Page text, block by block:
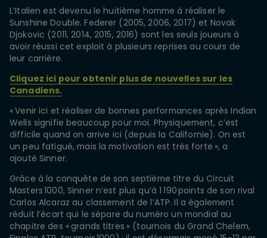
L’Italien est devenu le huitième homme à réaliser le
Sunshine Double. Federer (2005, 2006, 2017) et Novak
Djokovic (2011, 2014, 2015, 2016) sont les seuls joueurs à
avoir réussi cet exploit à plusieurs reprises au cours de
leur carrière.
Cliquez ici pour obtenir plus de nouvelles sur les
Canadiens.
« Venir ici et réaliser de bonnes performances après Indian
Wells signifie beaucoup pour moi. Physiquement, c’est
difficile quand on arrive ici (depuis la Californie). On est
un peu fatigué, mais la motivation est très forte », a
ajouté Sinner.
Grâce à la conquête de son septième titre du Circuit
Masters 1000, Sinner n’est plus qu’à 1 190 points de son rival
Carlos Alcaraz au classement de l’ATP. Il a également
réduit l’écart qui le sépare du numéro un mondial au
chapitre des « grands titres » (tournois du Grand Chelem,